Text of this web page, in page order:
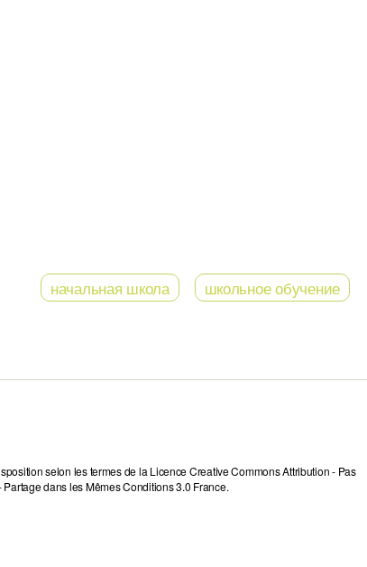
начальная школа школьное обучение
selon les termes de la Licence Creative Commons Attribution - Pas
Partage dans les Mêmes Conditions 3.0 France.